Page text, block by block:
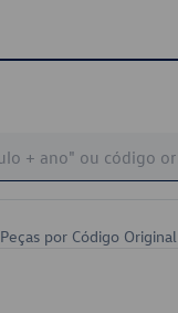
Peças por Código Original